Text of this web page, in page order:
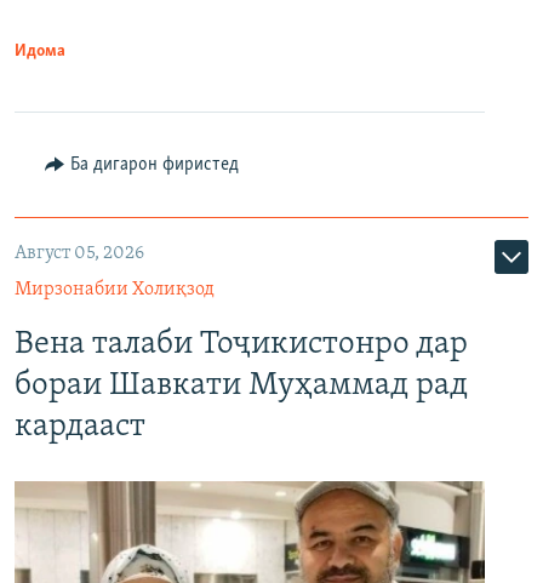
Идома
Ба дигарон фиристед
Август 05, 2026
Мирзонабии Холиқзод
Вена талаби Тоҷикистонро дар
бораи Шавкати Муҳаммад рад
кардааст